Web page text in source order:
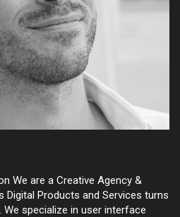
We are a Creative Agency &
Digital Products and Services turns
specialize in user interface